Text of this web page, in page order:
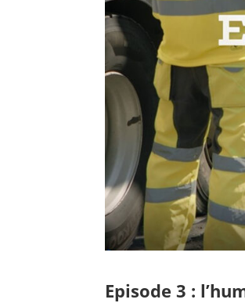
Episode 3 :